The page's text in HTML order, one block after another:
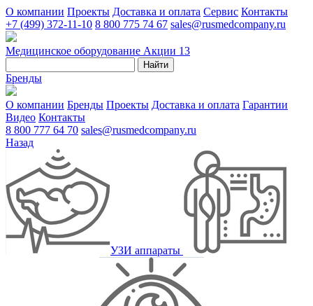
О компании Проекты Доставка и оплата Сервис Контакты
+7 (499) 372-11-10 8 800 775 74 67 sales@rusmedcompany.ru
Медицинское оборудование Акции 13
Найти
Бренды
О компании Бренды Проекты Доставка и оплата Гарантии
Видео Контакты
8 800 777 64 70 sales@rusmedcompany.ru
Назад
УЗИ аппараты